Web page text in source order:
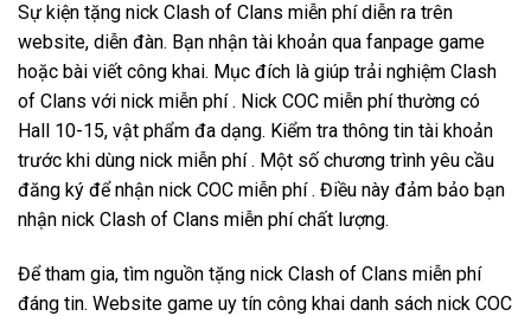
Sự kiện tặng nick Clash of Clans miễn phí diễn ra trên
website, diễn đàn. Bạn nhận tài khoản qua fanpage game
hoặc bài viết công khai. Mục đích là giúp trải nghiệm Clash
of Clans với nick miễn phí . Nick COC miễn phí thường có
Hall 10-15, vật phẩm đa dạng. Kiểm tra thông tin tài khoản
trước khi dùng nick miễn phí . Một số chương trình yêu cầu
đăng ký để nhận nick COC miễn phí . Điều này đảm bảo bạn
nhận nick Clash of Clans miễn phí chất lượng.
Để tham gia, tìm nguồn tặng nick Clash of Clans miễn phí
đáng tin. Website game uy tín công khai danh sách nick COC